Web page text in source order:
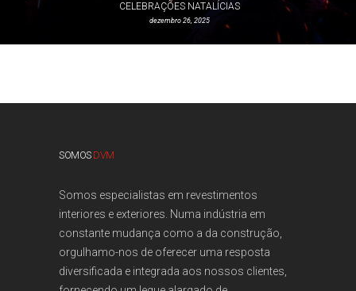
CELEBRAÇÕES NATALÍCIAS
dezembro 26, 2025
SOMOS DVM
Somos especialistas em revestimentos
interiores e exteriores. Numa indústria em
constante mudança como a da construção,
orgulhamo-nos de oferecer uma resposta
diversificada e integrada aos nossos clientes,